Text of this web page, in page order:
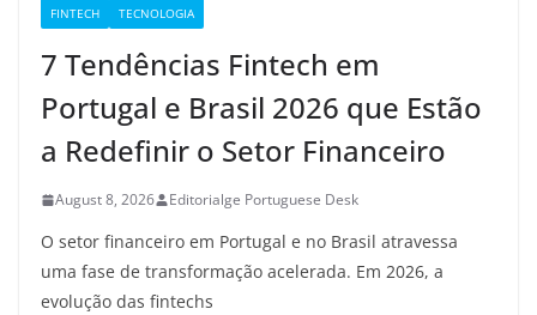
FINTECH TECNOLOGIA
7 Tendências Fintech em
Portugal e Brasil 2026 que Estão
a Redefinir o Setor Financeiro
August 8, 2026 Editorialge Portuguese Desk
O setor financeiro em Portugal e no Brasil atravessa
uma fase de transformação acelerada. Em 2026, a
evolução das fintechs